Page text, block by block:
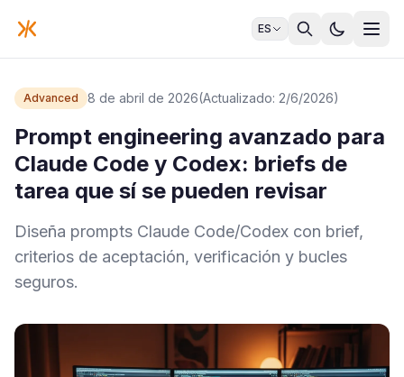
ES
Advanced 8 de abril de 2026(Actualizado: 2/6/2026)
Prompt engineering avanzado para
Claude Code y Codex: briefs de
tarea que sí se pueden revisar
Diseña prompts Claude Code/Codex con brief,
criterios de aceptación, verificación y bucles
seguros.